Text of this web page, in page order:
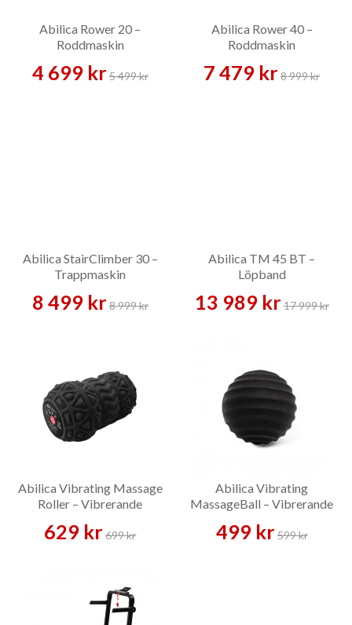
Abilica Rower 20 –
Roddmaskin
4 699 kr5 499 kr
Abilica Rower 40 –
Roddmaskin
7 479 kr8 999 kr
Abilica StairClimber 30 –
Trappmaskin
8 499 kr8 999 kr
Abilica TM 45 BT –
Löpband
13 989 kr17 999 kr
Abilica Vibrating Massage
Roller – Vibrerande
629 kr 699 kr
Abilica Vibrating
MassageBall – Vibrerande
499 kr599 kr